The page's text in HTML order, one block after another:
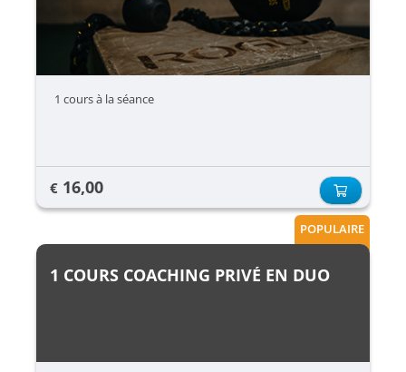
1 cours à la séance
€ 16,00
POPULAIRE
1 COURS COACHING PRIVÉ EN DUO